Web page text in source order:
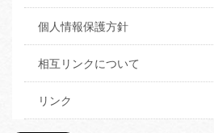
個人情報保護方針
相互リンクについて
リンク